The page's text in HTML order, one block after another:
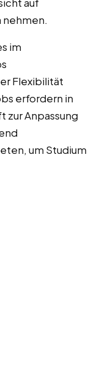
im
Flexibilität
erfordern in
zur Anpassung
um Studium